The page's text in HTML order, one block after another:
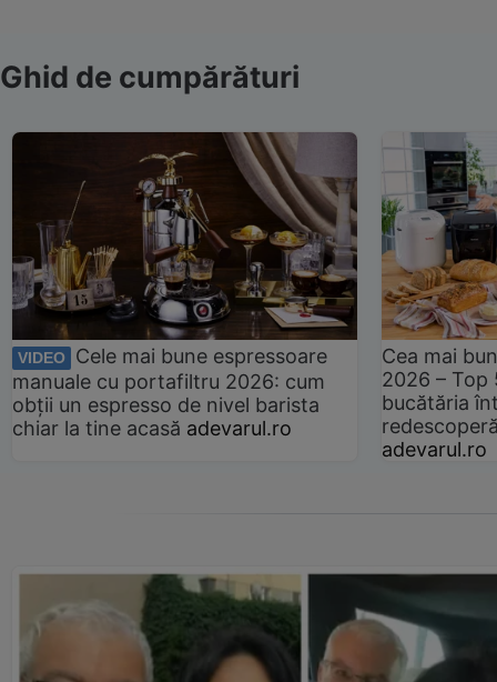
Ghid de cumpărături
VIDEO
Cele mai bune espressoare
manuale cu portafiltru 2026: cum
obții un espresso de nivel barista
chiar la tine acasă adevarul.ro
Cea mai
2026 –
bucătăria
adevarul.ro